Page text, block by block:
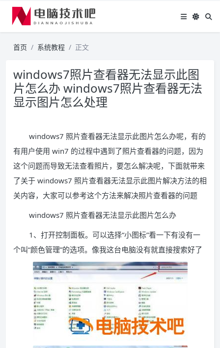
首页 系统教程 正文
windows7照片查看器无法显示此图
片怎么办 windows7照片查看器无法
显示图片怎么处理
windows7 照片查看器无法显示此图片怎么办呢，有的
有用户使用 win7 的过程中遇到了照片查看器的问题，因为
这个问题而导致无法查看照片，要怎么解决呢，下面就带来
了关于 windows7 照片查看器无法显示此图片解决方法的相
关内容，大家可以参考这个方法来解决照片查看器的问题
windows7 照片查看器无法显示此图片怎么办
1、打开控制面板。可以选择“小图标”看一下有没有一
个叫“颜色管理”的选项。像我这台电脑没有就直接搜索好了